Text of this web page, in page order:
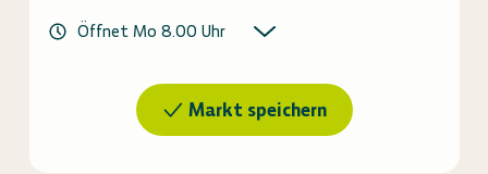
Öffnet Mo 8.00 Uhr
Markt speichern